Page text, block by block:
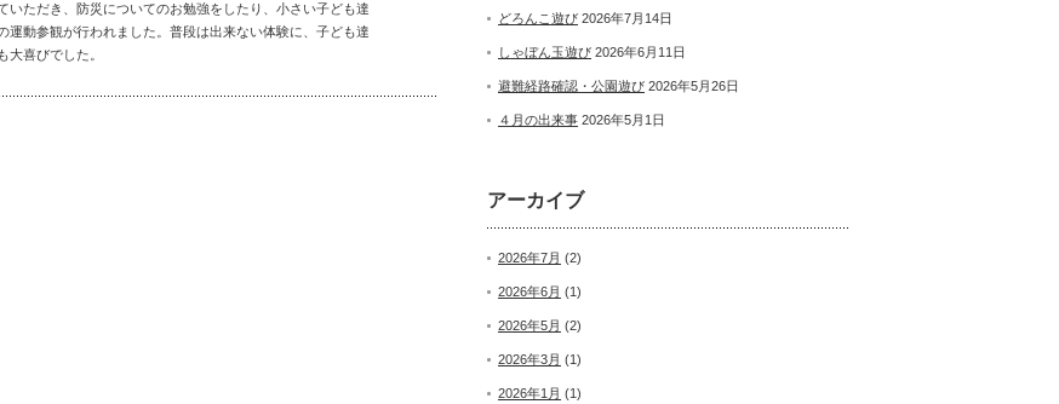
いただき、防災についてのお勉強をしたり、小さい子ども達
運動参観が行われました。普段は出来ない体験に、子ども達
も大喜びでした。
どろんこ遊び 2026年7月14日
しゃぼん玉遊び 2026年6月11日
避難経路確認・公園遊び 2026年5月26日
４月の出来事 2026年5月1日
アーカイブ
2026年7月 (2)
2026年6月 (1)
2026年5月 (2)
2026年3月 (1)
2026年1月 (1)